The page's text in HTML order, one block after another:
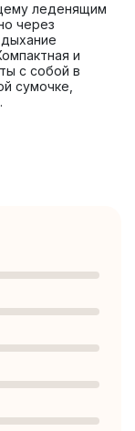
леденящим
через
и
с собой в
сумочке,